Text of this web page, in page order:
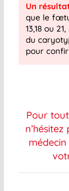
Un
que le
13,18 ou
du
pour
Pour